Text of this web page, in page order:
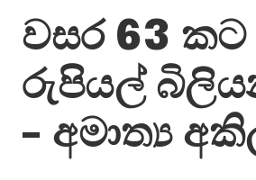
වසර 63 කට
රුපියල්
– අමාත්‍ය